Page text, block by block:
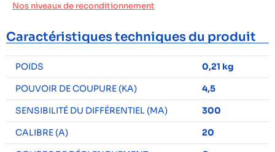
Nos niveaux de reconditionnement
Caractéristiques techniques du produit
POIDS
0,21 kg
POUVOIR DE COUPURE (KA)
4,5
SENSIBILITÉ DU DIFFÉRENTIEL (MA)
300
CALIBRE (A)
20